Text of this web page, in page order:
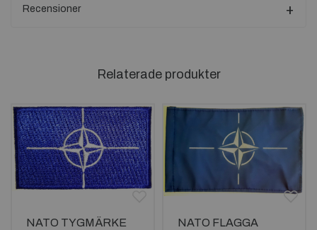
Recensioner
Relaterade produkter
NATO TYGMÄRKE
NATO FLAGGA